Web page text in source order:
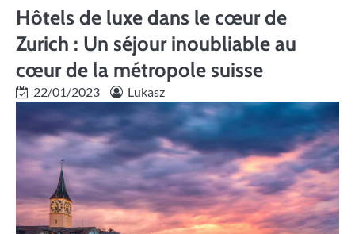
Hôtels de luxe dans le cœur de
Zurich : Un séjour inoubliable au
cœur de la métropole suisse
22/01/2023 Lukasz